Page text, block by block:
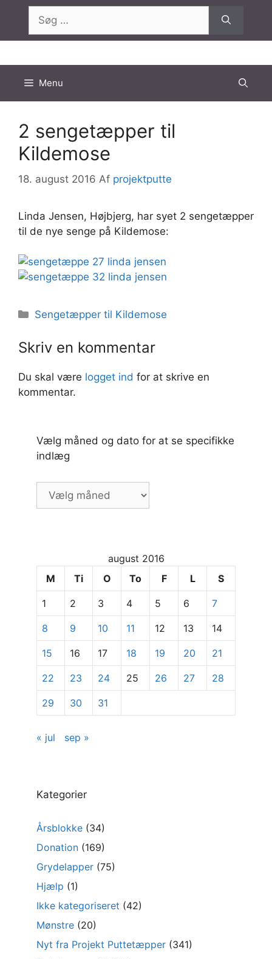
indhold
efter:
Menu
2 sengetæpper til
Kildemose
18. august 2016 Af projektputte
Linda Jensen, Højbjerg, har syet 2 sengetæpper
til de nye senge på Kildemose:
Kategorier
Sengetæpper til Kildemose
Skriv en kommentar
Du skal være logget ind for at skrive en
kommentar.
Vælg måned og dato for at se specifikke
indlæg
Vælg
måned
specifikke
indlæg
august 2016
M
Ti O To F L S
1 2 3 4 5 6 7
8 9 10 11 12 13 14
15 16 17 18 19 20 21
22 23 24 25 26 27 28
29 30 31
« jul sep »
Kategorier
Årsblokke (34)
Donation (169)
Grydelapper (75)
Hjælp (1)
Ikke kategoriseret (42)
Mønstre (20)
Nyt fra Projekt Puttetæpper (341)